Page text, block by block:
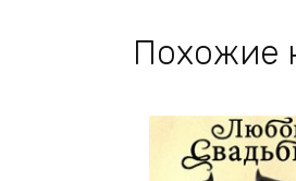
Похожие